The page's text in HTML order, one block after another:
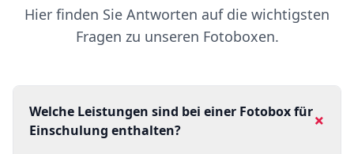
Hier finden Sie Antworten auf die wichtigsten
Fragen zu unseren Fotoboxen.
Welche Leistungen sind bei einer Fotobox für
Einschulung enthalten?
+